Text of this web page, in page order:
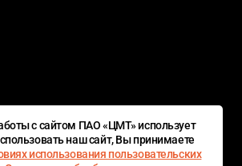
с сайтом ПАО «ЦМТ» использует
наш сайт, Вы принимаете
использования пользовательских